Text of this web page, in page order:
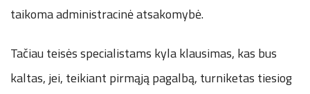
taikoma administracinė atsakomybė.
Tačiau teisės specialistams kyla klausimas, kas bus
kaltas, jei, teikiant pirmąją pagalbą, turniketas tiesiog